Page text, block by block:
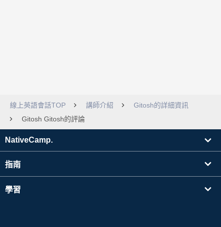
線上英語會話TOP 講師介紹
Gitosh的詳細資訊
Gitosh Gitosh的評論
NativeCamp.
指南
學習